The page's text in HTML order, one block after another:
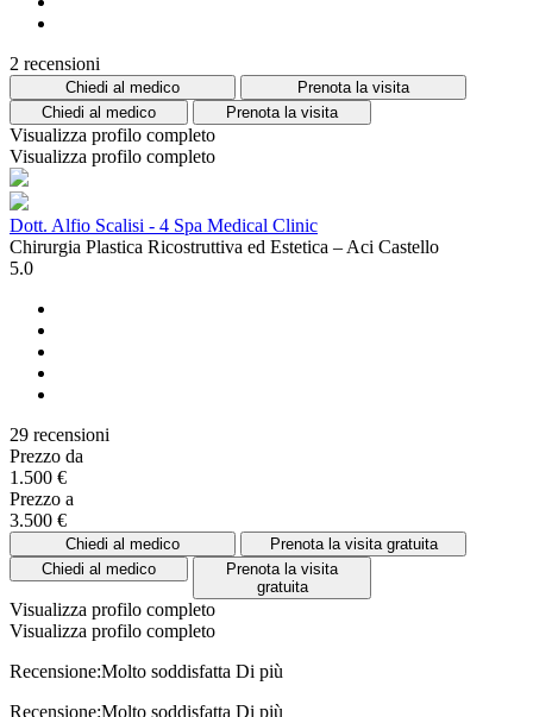
2 recensioni
Chiedi al medico
Prenota la visita
Chiedi al medico
Prenota la visita
Visualizza profilo completo
Visualizza profilo completo
Dott. Alfio Scalisi - 4 Spa Medical Clinic
Chirurgia Plastica Ricostruttiva ed Estetica – Aci Castello
5.0
29 recensioni
Prezzo da
1.500 €
Prezzo a
3.500 €
Chiedi al medico
Prenota la visita gratuita
Chiedi al medico
Prenota la visita
gratuita
Visualizza profilo completo
Visualizza profilo completo
Recensione:Molto soddisfatta Di più
Recensione:Molto soddisfatta Di più